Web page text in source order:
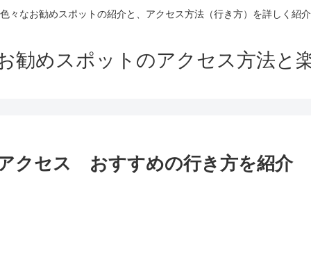
々なお勧めスポットの紹介と、アクセス方法（行き方）を詳しく紹
勧めスポットのアクセス方法と
クセス おすすめの行き方を紹介